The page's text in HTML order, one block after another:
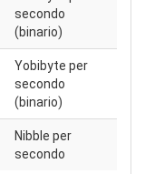
secondo
(binario)
Yobibyte per
secondo
(binario)
Nibble per
secondo